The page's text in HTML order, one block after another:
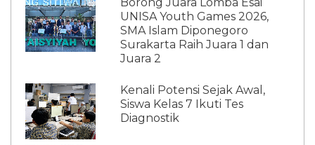
UNISA Youth Games 2026,
SMA Islam Diponegoro
Surakarta Raih Juara 1 dan
Juara 2
Kenali Potensi Sejak Awal,
Siswa Kelas 7 Ikuti Tes
Diagnostik